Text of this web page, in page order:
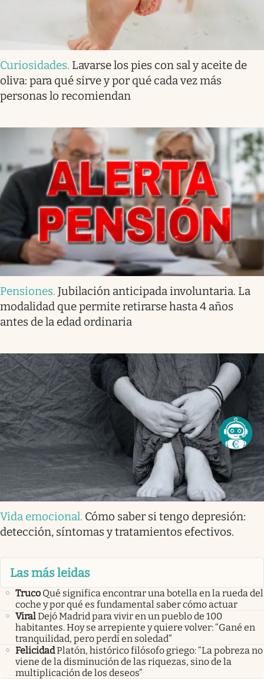
Curiosidades. Lavarse los pies con sal y aceite de
oliva: para qué sirve y por qué cada vez más
personas lo recomiendan
Pensiones. Jubilación anticipada involuntaria. La
modalidad que permite retirarse hasta 4 años
antes de la edad ordinaria
Vida emocional. Cómo saber si tengo depresión:
detección, síntomas y tratamientos efectivos.
Las más leidas
Truco Qué significa encontrar una botella en la rueda del
coche y por qué es fundamental saber cómo actuar
ViralDejó Madrid para vivir en un pueblo de 100
habitantes. Hoy se arrepiente y quiere volver: “Gané en
tranquilidad, pero perdí en soledad”
FelicidadPlatón, histórico filósofo griego: “La pobreza no
viene de la disminución de las riquezas, sino de la
multiplicación de los deseos”